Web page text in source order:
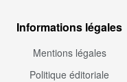
Informations légales
Mentions légales
Politique éditoriale